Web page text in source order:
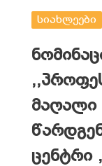
სიახლეები
მაღალი
ცენტრი